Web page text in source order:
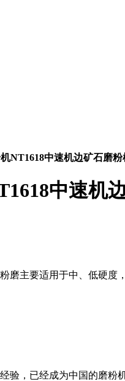
NT1618中速机边矿石磨粉
中速机
磨主要适用于中、低硬
验，已经成为中国的磨